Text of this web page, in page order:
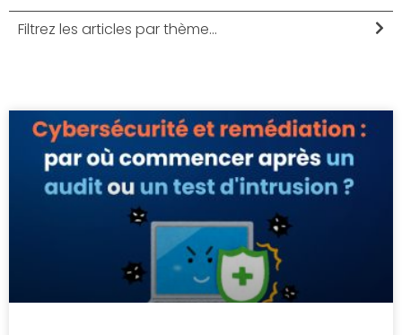
Filtrez les articles par thème...